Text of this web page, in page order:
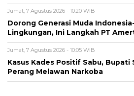
Jumat, 7 Agustus 2026 - 10:20 WIB
Dorong Generasi Muda
Lingkungan, Ini Langkah PT
Jumat, 7 Agustus 2026 - 10:05 WIB
Kasus Kades Positif Sabu, Bupati
Perang Melawan Narkoba